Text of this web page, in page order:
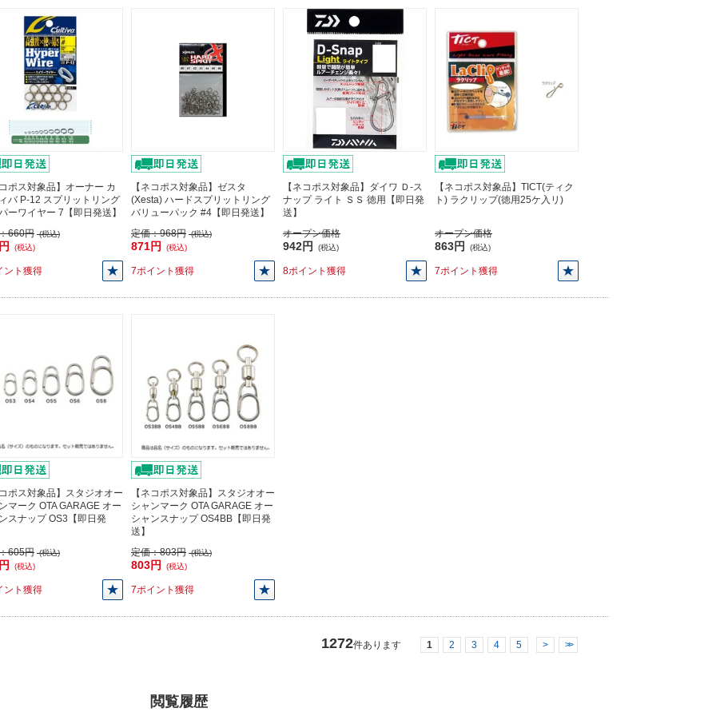
コポス対象品】オーナー カ
バ P-12 スプリットリング
ーワイヤー 7【即日発送】
660円 (税込)
(税込)
ント獲得
【ネコポス対象品】ゼスタ
(Xesta) ハードスプリットリング
バリューパック #4【即日発送】
定価：968円 (税込)
871円 (税込)
7ポイント獲得
【ネコポス対象品】ダイワ Ｄ-ス
ナップ ライト ＳＳ 徳用【即日発
送】
オープン価格
942円 (税込)
8ポイント獲得
【ネコポス対象品】TICT(ティク
ト) ラクリップ(徳用25ケ入リ)
オープン価格
863円 (税込)
7ポイント獲得
コポス対象品】スタジオオー
マーク OTA GARAGE オー
スナップ OS3【即日発
605円 (税込)
(税込)
ント獲得
【ネコポス対象品】スタジオオー
シャンマーク OTA GARAGE オー
シャンスナップ OS4BB【即日発
送】
定価：803円 (税込)
803円 (税込)
7ポイント獲得
1272件あります 1 2 3 4 5 > >>
閲覧履歴